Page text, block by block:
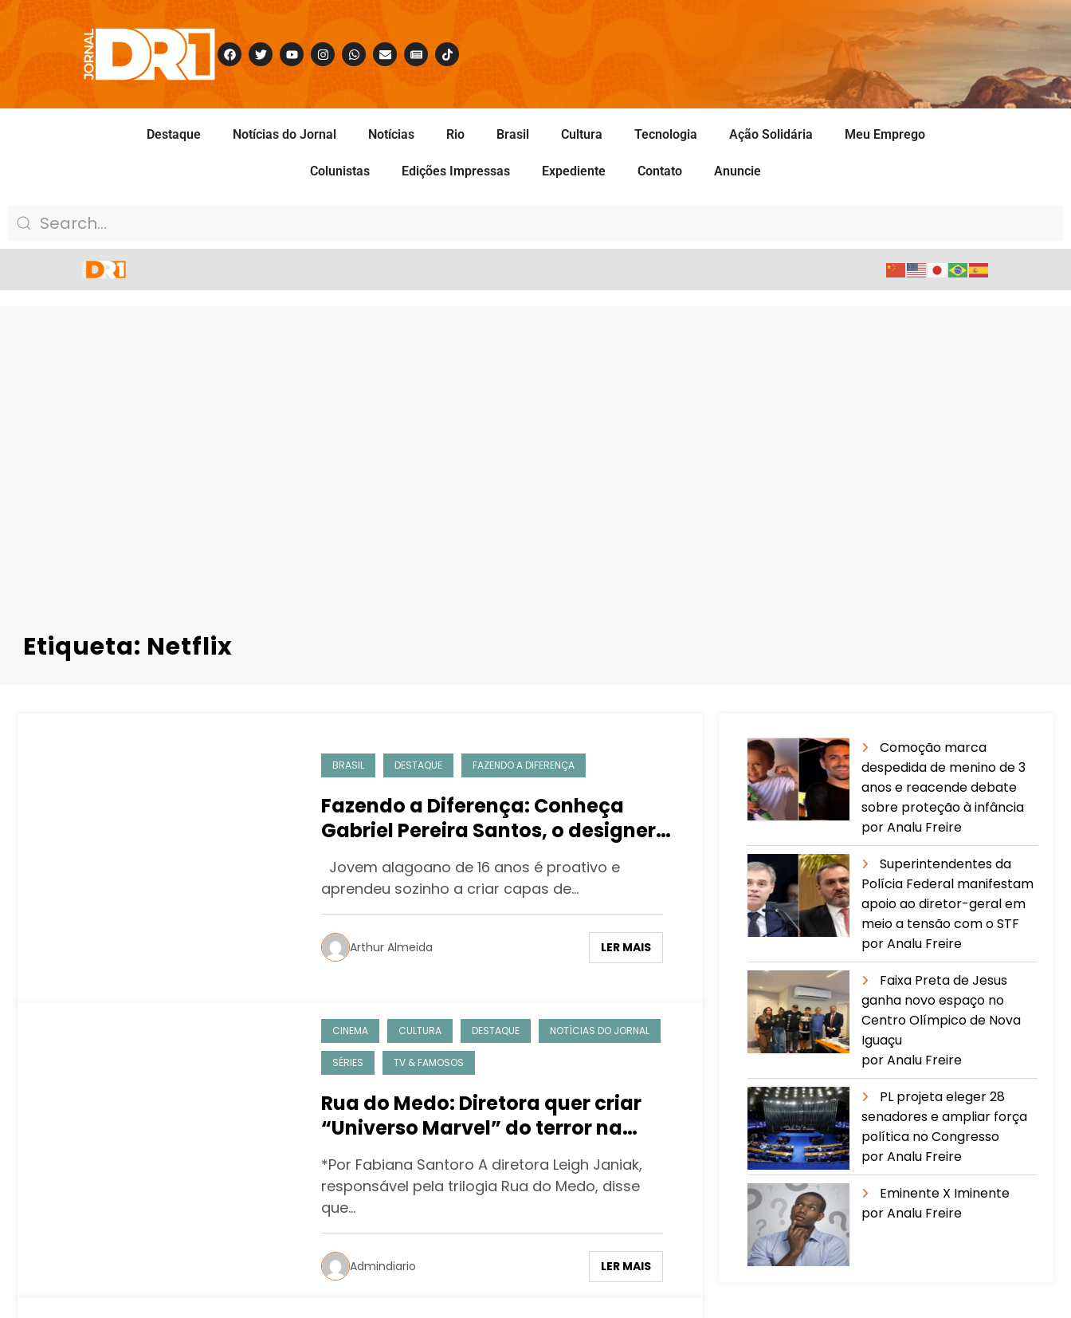
Destaque Notícias do Jornal Notícias Rio Brasil Cultura Tecnologia Ação Solidária Meu Emprego
Colunistas Edições Impressas Expediente Contato Anuncie
Etiqueta: Netflix
BRASIL DESTAQUE FAZENDO A DIFERENÇA
Fazendo a Diferença: Conheça
Gabriel Pereira Santos, o designer
que faz capas para a Netflix.
Jovem alagoano de 16 anos é proativo e
aprendeu sozinho a criar capas de…
Arthur Almeida LER MAIS
CINEMA CULTURA DESTAQUE NOTÍCIAS DO JORNAL
SÉRIES TV & FAMOSOS
Rua do Medo: Diretora quer criar
“Universo Marvel” do terror na
Netflix
*Por Fabiana Santoro A diretora Leigh Janiak,
responsável pela trilogia Rua do Medo, disse
que…
Admindiario LER MAIS
Comoção marca
despedida de menino de 3
anos e reacende debate
sobre proteção à infância
por Analu Freire
Superintendentes da
Polícia Federal manifestam
apoio ao diretor-geral em
meio a tensão com o STF
por Analu Freire
Faixa Preta de Jesus
ganha novo espaço no
Centro Olímpico de Nova
Iguaçu
por Analu Freire
PL projeta eleger 28
senadores e ampliar força
política no Congresso
por Analu Freire
Eminente X Iminente
por Analu Freire